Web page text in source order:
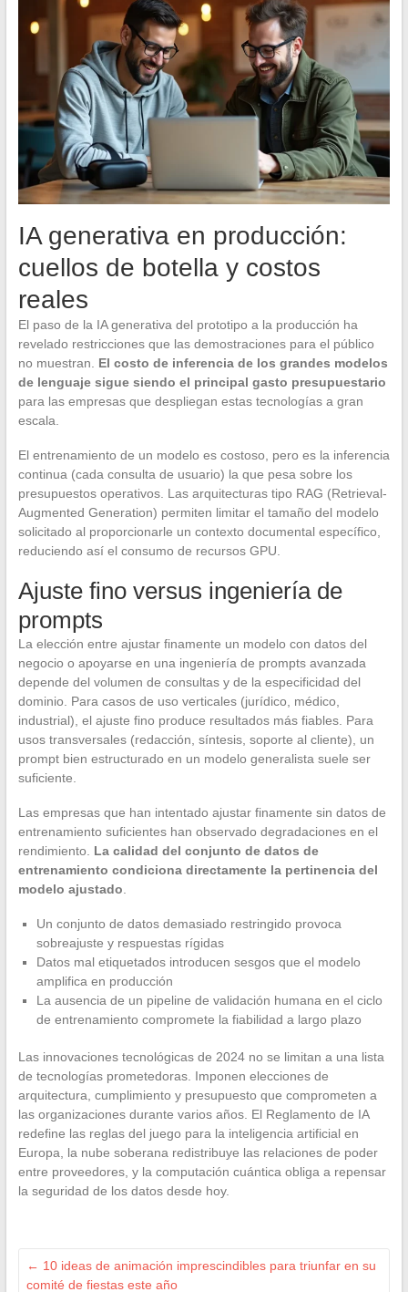
IA generativa en producción:
cuellos de botella y costos
reales
El paso de la IA generativa del prototipo a la producción ha
revelado restricciones que las demostraciones para el público
no muestran. El costo de inferencia de los grandes modelos
de lenguaje sigue siendo el principal gasto presupuestario
para las empresas que despliegan estas tecnologías a gran
escala.
El entrenamiento de un modelo es costoso, pero es la inferencia
continua (cada consulta de usuario) la que pesa sobre los
presupuestos operativos. Las arquitecturas tipo RAG (Retrieval-
Augmented Generation) permiten limitar el tamaño del modelo
solicitado al proporcionarle un contexto documental específico,
reduciendo así el consumo de recursos GPU.
Ajuste fino versus ingeniería de
prompts
La elección entre ajustar finamente un modelo con datos del
negocio o apoyarse en una ingeniería de prompts avanzada
depende del volumen de consultas y de la especificidad del
dominio. Para casos de uso verticales (jurídico, médico,
industrial), el ajuste fino produce resultados más fiables. Para
usos transversales (redacción, síntesis, soporte al cliente), un
prompt bien estructurado en un modelo generalista suele ser
suficiente.
Las empresas que han intentado ajustar finamente sin datos de
entrenamiento suficientes han observado degradaciones en el
rendimiento. La calidad del conjunto de datos de
entrenamiento condiciona directamente la pertinencia del
modelo ajustado
Un conjunto de datos demasiado restringido provoca
sobreajuste y respuestas rígidas
Datos mal etiquetados introducen sesgos que el modelo
amplifica en producción
La ausencia de un pipeline de validación humana en el ciclo
de entrenamiento compromete la fiabilidad a largo plazo
Las innovaciones tecnológicas de 2024 no se limitan a una lista
de tecnologías prometedoras. Imponen elecciones de
arquitectura, cumplimiento y presupuesto que comprometen a
las organizaciones durante varios años. El Reglamento de IA
redefine las reglas del juego para la inteligencia artificial en
Europa, la nube soberana redistribuye las relaciones de poder
entre proveedores, y la computación cuántica obliga a repensar
la seguridad de los datos desde hoy.
← 10 ideas de animación imprescindibles para triunfar en su
comité de fiestas este año